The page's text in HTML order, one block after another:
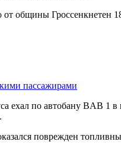
общины Гроссенкнетен
пассажирами
ехал по автобану BAB 1
поврежден